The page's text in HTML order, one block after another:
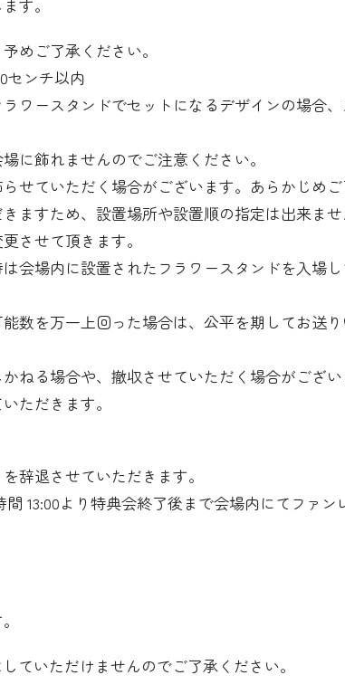
す。
めご了承ください。
センチ以内
ワースタンドでセットになるデザインの場合
に飾れませんのでご注意ください。
ていただく場合がございます。あらかじめご
すため、設置場所や設置順の指定は出来ませ
させて頂きます。
場内に設置されたフラワースタンドを入場
数を万一上回った場合は、公平を期してお送
る場合や、撤収させていただく場合がござい
ただきます。
辞退させていただきます。
13:00より特典会終了後まで会場内にてファン
ていただけませんのでご了承ください。